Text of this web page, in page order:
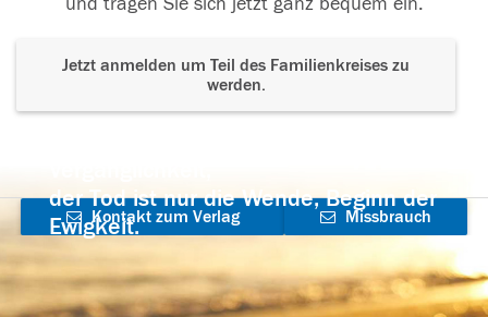
Jetzt anmelden um Teil des Familienkreises zu
werden.
der Tod ist nur die Wende, Beginn der
Ewigkeit.
Kontakt zum Verlag
aufnehmen
Missbrauch